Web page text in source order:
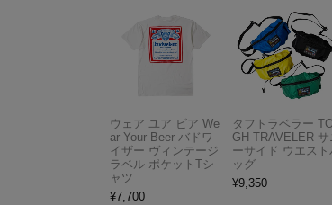
ウェア ユア ビア We
ar Your Beer バドワ
イザー ヴィンテージ
ラベル ポケットTシ
ャツ
¥7,700
タフトラベラー
GH TRAVELER サ
ーサイド ウエスト
ッグ
¥9,350